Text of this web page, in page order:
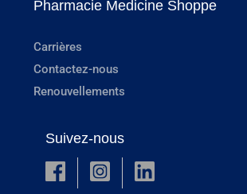
Pharmacie Medicine Shoppe
Carrières
Contactez-nous
Renouvellements
Suivez-nous